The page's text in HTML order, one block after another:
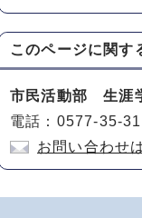
このページに関す
市民活動部 生涯
電話：0577-35-
お問い合わせ